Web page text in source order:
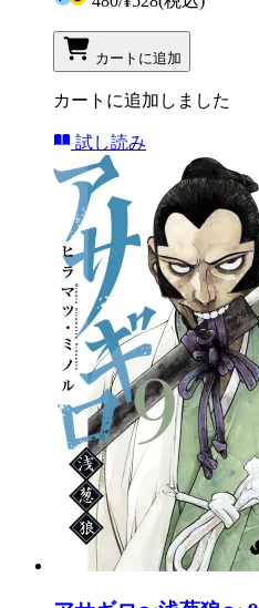
カートに追加
カートに追加しました
試し読み